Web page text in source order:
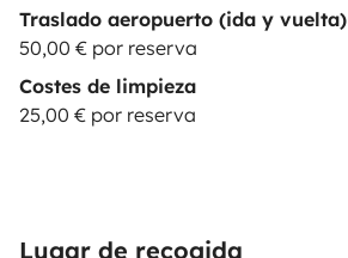
Traslado aeropuerto (ida y vuelta)
50,00 € por reserva
Costes de limpieza
25,00 € por reserva
Lugar de recogida